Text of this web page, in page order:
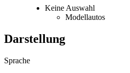
Keine Auswahl
Modellautos
Darstellung
Sprache